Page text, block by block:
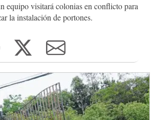
equipo visitará colonias en conflicto para
la instalación de portones.